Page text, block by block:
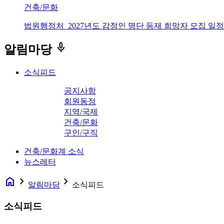
건축/문화
법원행정처_2027년도 감정인 명단 등재 희망자 모집 일
알림마당 keyboard_voice
소식피드
공지사항
회원동정
지역/국제
건축/문화
구인/구직
건축/문화계 소식
뉴스레터
home navigate_next 알림마당 navigate_next 소식피드
소식피드